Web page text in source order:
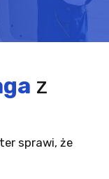
z
sprawi, że